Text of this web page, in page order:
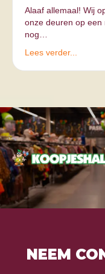
Alaaf allemaal! Wij
onze deuren op een
nog…
Lees verder...
NEEM